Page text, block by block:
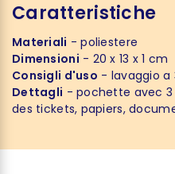
Caratteristiche
Materiali - poliestere
Dimensioni - 20 x 13 x 1 cm
Consigli d'uso - lavaggio a
Dettagli - pochette avec
des tickets, papiers,